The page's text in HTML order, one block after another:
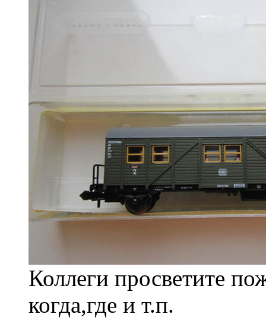
Коллеги просветите
когда,где и т.п.